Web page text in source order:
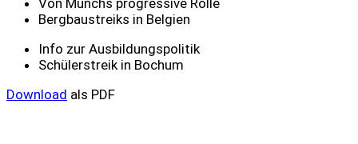
Von Münchs progressive Rolle
Bergbaustreiks in Belgien
Info zur Ausbildungspolitik
Schülerstreik in Bochum
Download als PDF